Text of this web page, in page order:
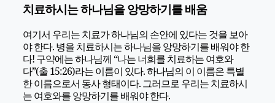
치료하시는 하나님을 앙망하기를 배움
여기서 우리는 치료가 하나님의 손안에 있다는 것을 보아
야 한다. 병을 치료하시는 하나님을 앙망하기를 배워야 한
다! 구약에는 하나님께 “나는 너희를 치료하는 여호와
다”(출 15:26)라는 이름이 있다. 하나님의 이 이름은 특별
한 이름으로서 동사 형태이다. 그러므로 우리는 치료하시
는 여호와를 앙망하기를 배워야 한다.